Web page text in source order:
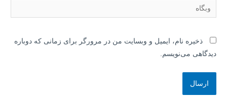
وبگاه
ذخیره نام، ایمیل و وبسایت من در مرورگر برای زمانی که دوباره
دیدگاهی می‌نویسم.